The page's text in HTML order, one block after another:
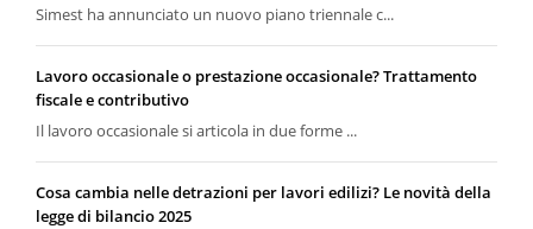
Simest ha annunciato un nuovo piano triennale c...
Lavoro occasionale o prestazione occasionale? Trattamento
fiscale e contributivo
Il lavoro occasionale si articola in due forme ...
Cosa cambia nelle detrazioni per lavori edilizi? Le novità della
legge di bilancio 2025